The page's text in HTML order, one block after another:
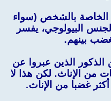
الخاصة بالشخص (سواء
البيولوجي، يفسر
بينهم.
الذين عبروا عن
من الإناث. لكن هذا لا
غضبا من الإناث.